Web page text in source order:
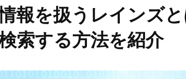
報を扱うレインズ
索する方法を紹介